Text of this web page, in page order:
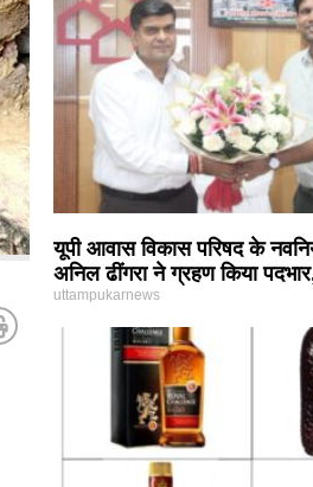
यूपी आवास विकास परिषद के
अनिल ढींगरा ने ग्रहण किया
uttampukarnews